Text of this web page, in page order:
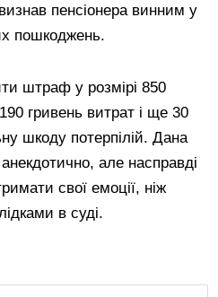
пенсіонера винним у
пошкоджень.
штраф у розмірі 850
гривень витрат і ще 30
шкоду потерпілій. Дана
але насправді
свої емоції, ніж
в суді.